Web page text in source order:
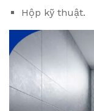
Hộp kỹ thuật.